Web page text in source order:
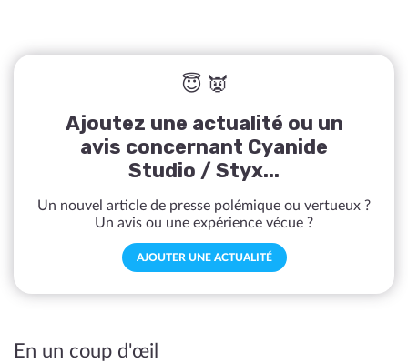
😇 👿
Ajoutez une actualité ou un
avis concernant Cyanide
Studio / Styx...
Un nouvel article de presse polémique ou vertueux ?
Un avis ou une expérience vécue ?
AJOUTER UNE ACTUALITÉ
En un coup d'œil